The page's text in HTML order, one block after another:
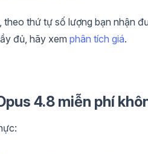
thứ tự số lượng bạn nhận
đủ, hãy xem phân tích giá.
4.8 miễn phí